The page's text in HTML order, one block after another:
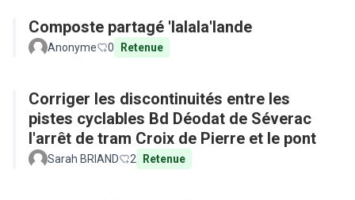
Composte partagé 'lalala'lande
Anonyme 0 Retenue
Corriger les discontinuités entre les
pistes cyclables Bd Déodat de Séverac
l'arrêt de tram Croix de Pierre et le pont
Sarah BRIAND 2 Retenue